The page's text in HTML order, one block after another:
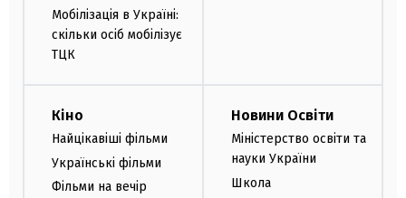
Мобілізація в Україні:
скільки осіб мобілізує
ТЦК
Кіно
Найцікавіші фільми
Українські фільми
Фільми на вечір
Новини Освіти
Міністерство освіти та
науки України
Школа